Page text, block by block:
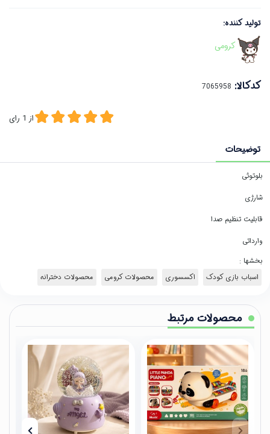
تولید کننده:
کرومی
کدکالا:
از 1 رای
توضیحات
بلوتوثی
شارژی
قابلیت تنظیم صدا
وارداتی
بخشها :
اسباب بازی کودک
اکسسوری محصولات کرومی محصولات دخترانه
محصولات مرتبط